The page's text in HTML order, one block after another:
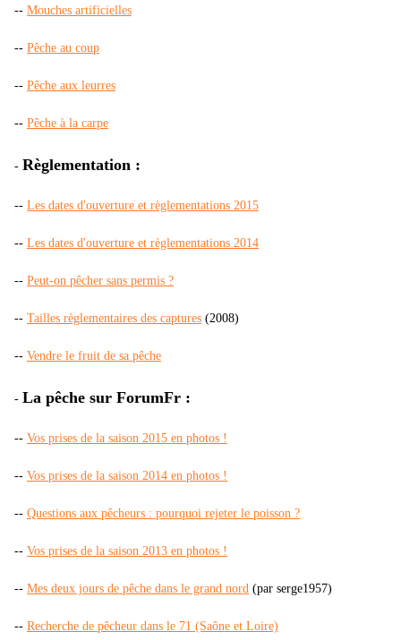
-- Mouches artificielles
-- Pêche au coup
-- Pêche aux leurres
-- Pêche à la carpe
- Règlementation :
-- Les dates d'ouverture et règlementations 2015
-- Les dates d'ouverture et règlementations 2014
-- Peut-on pêcher sans permis ?
-- Tailles règlementaires des captures (2008)
-- Vendre le fruit de sa pêche
- La pêche sur ForumFr :
-- Vos prises de la saison 2015 en photos !
-- Vos prises de la saison 2014 en photos !
-- Questions aux pêcheurs : pourquoi rejeter le poisson ?
-- Vos prises de la saison 2013 en photos !
-- Mes deux jours de pêche dans le grand nord (par serge1957)
-- Recherche de pêcheur dans le 71 (Saône et Loire)